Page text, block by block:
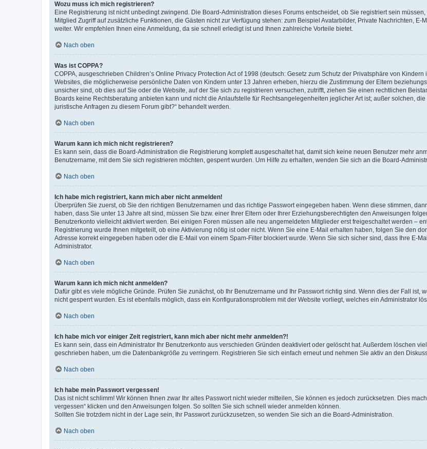
Wozu muss ich mich registrieren?
Eine Registrierung ist nicht unbedingt zwingend. Die Board-Administration dieses Forums entscheidet, ob Sie registriert sein
Mitglied Zugriff auf zusätzliche Funktionen, die Gästen nicht zur Verfügung stehen: zum Beispiel Avatarbilder, Private Nachrichten,
weiter. Wir empfehlen Ihnen eine Anmeldung, da sie schnell erledigt ist und Ihnen zahlreiche Vorteile bietet.
Nach oben
Was ist COPPA?
COPPA, ausgeschrieben Children’s Online Privacy Protection Act of 1998 (deutsch: Gesetz zum Schutz der Privatsphäre von
Websites, die möglicherweise persönliche Daten von Kindern unter 13 Jahren erheben, hierzu die Zustimmung der Eltern
unsicher sind, ob dies auf Sie oder die Website, auf der Sie sich zu registrieren versuchen, zutrifft, ziehen Sie einen rechtlichen
Boards keine Rechtsberatung anbieten kann und nicht die Anlaufstelle für Rechtsangelegenheiten jeglicher Art ist; außer solchen,
juristische Anfragen zu diesem Forum gibt?“ behandelt werden.
Nach oben
Warum kann ich mich nicht registrieren?
Es kann sein, dass die Board-Administration die Registrierung komplett ausgeschaltet hat, damit sich keine neuen Benutzer mehr
Benutzername, mit dem Sie sich registrieren möchten, gesperrt wurden. Um Hilfe zu erhalten, wenden Sie sich an die Board-
Nach oben
Ich habe mich registriert, kann mich aber nicht anmelden!
Überprüfen Sie zuerst, ob Sie den richtigen Benutzernamen und das richtige Passwort eingegeben haben. Wenn diese stimmen,
haben, dass Sie unter 13 Jahre alt sind, müssen Sie bzw. einer Ihrer Eltern oder Ihrer Erziehungsberechtigten den Anweisungen
Benutzerkonto vielleicht aktiviert werden. Bei einigen Foren müssen alle neu angemeldeten Mitglieder erst freigeschaltet werden –
Registrierung wurde Ihnen mitgeteilt, ob eine Aktivierung nötig ist oder nicht. Wenn Sie eine E-Mail erhalten haben, folgen Sie den
Adresse korrekt eingegeben haben oder die E-Mail von einem Spam-Filter blockiert wurde. Wenn Sie sich sicher sind, dass Ihre E-
Administrator.
Nach oben
Warum kann ich mich nicht anmelden?
Dafür gibt es viele mögliche Gründe. Prüfen Sie zunächst, ob Ihr Benutzername und Ihr Passwort richtig sind. Wenn dies der Fall
nicht gesperrt wurden. Es ist ebenfalls möglich, dass ein Konfigurationsproblem mit der Website vorliegt, welches ein Administrator
Nach oben
Ich habe mich vor einiger Zeit registriert, kann mich aber nicht mehr anmelden?!
Es kann sein, dass ein Administrator Ihr Benutzerkonto aus verschieden Gründen deaktiviert oder gelöscht hat. Außerdem löschen
geschrieben haben, um die Datenbankgröße zu verringern. Registrieren Sie sich einfach erneut und nehmen Sie aktiv an den
Nach oben
Ich habe mein Passwort vergessen!
Das ist nicht schlimm! Wir können Ihnen zwar Ihr altes Passwort nicht wieder mitteilen, Sie können es jedoch zurücksetzen. Dies
vergessen“ klicken und den Anweisungen folgen. So sollten Sie sich schnell wieder anmelden können.
Sollten Sie trotzdem nicht in der Lage sein, Ihr Passwort zurückzusetzen, so wenden Sie sich an die Board-Administration.
Nach oben